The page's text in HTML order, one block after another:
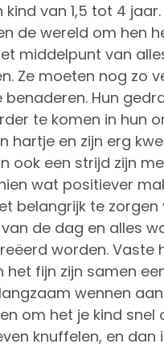
kind van 1,5 tot 4
de wereld om hen
middelpunt van
Ze moeten nog zo
Hun
te komen in hun
hartje en zijn erg
ook een strijd zijn
wat positiever
belangrijk te
de dag en alles
worden. Vaste
het fijn zijn samen
wennen
om het je kind
knuffelen, en dan